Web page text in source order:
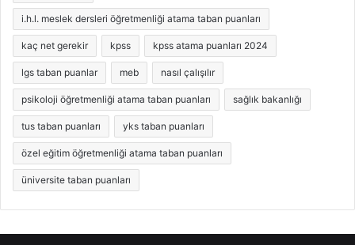
i.h.l. meslek dersleri öğretmenliği atama taban puanları
kaç net gerekir kpss kpss atama puanları 2024
lgs taban puanlar meb nasıl çalışılır
psikoloji öğretmenliği atama taban puanları sağlık bakanlığı
tus taban puanları yks taban puanları
özel eğitim öğretmenliği atama taban puanları
üniversite taban puanları